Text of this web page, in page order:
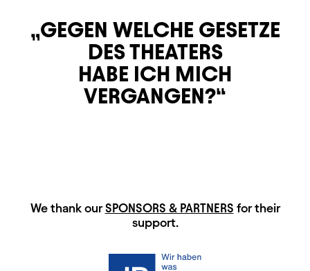
GEGEN WELCHE GESETZE
DES THEATERS
HABE ICH MICH
VERGANGEN?
HAUPTSPONSOREN
We thank ourSPONSORS & PARTNERS for their
support.